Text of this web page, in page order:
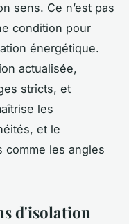
sens. Ce n’est pas
condition pour
énergétique.
actualisée,
stricts, et
les
et le
comme les angles
d'isolation